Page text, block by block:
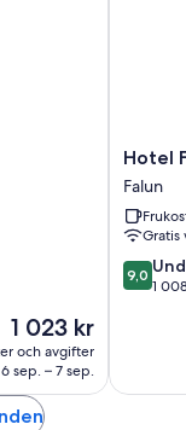
städning
Priset
är
1 023 kr
1 023 kr
och avgifter
6 sep. – 7 sep.
Hotel
Falun
Falun
Hotel
Falun
9.0
av
9,0
1